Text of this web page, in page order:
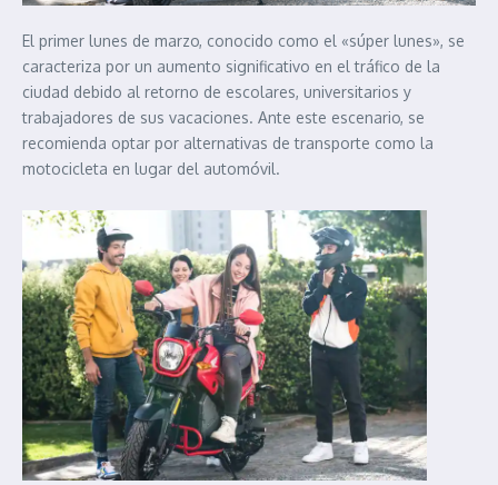
El primer lunes de marzo, conocido como el «súper lunes», se
caracteriza por un aumento significativo en el tráfico de la
ciudad debido al retorno de escolares, universitarios y
trabajadores de sus vacaciones. Ante este escenario, se
recomienda optar por alternativas de transporte como la
motocicleta en lugar del automóvil.